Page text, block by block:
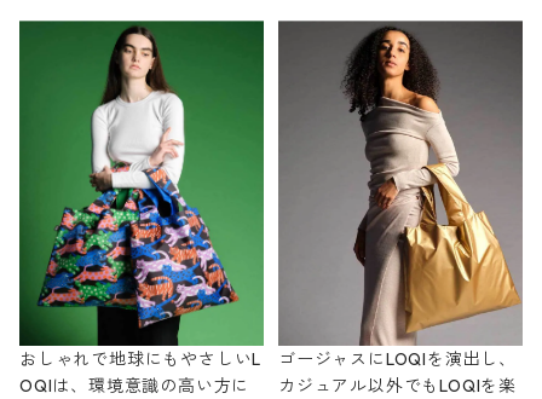
おしゃれで地球にもやさしいL
OQIは、環境意識の高い方に
ゴージャスにLOQIを演出し、
カジュアル以外でもLOQIを楽